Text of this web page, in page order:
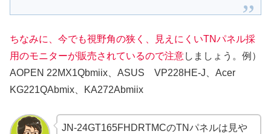
ちなみに、今でも視野角の狭く、見えにくいTNパネル採
用のモニターが販売されているので注意しましょう。例）
AOPEN 22MX1Qbmiix、ASUS VP228HE-J、Acer
KG221QAbmix、KA272Abmiix
JN-24GT165FHDRTMCのTNパネルは見や